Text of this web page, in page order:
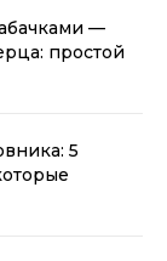
—
простой
5